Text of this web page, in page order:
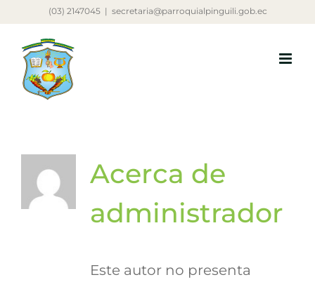
contenido
(03) 2147045 | secretaria@parroquialpinguili.gob.ec
Acerca de
administrador
Este autor no presenta